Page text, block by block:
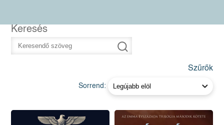
Keresés
Szűrők
Sorrend: